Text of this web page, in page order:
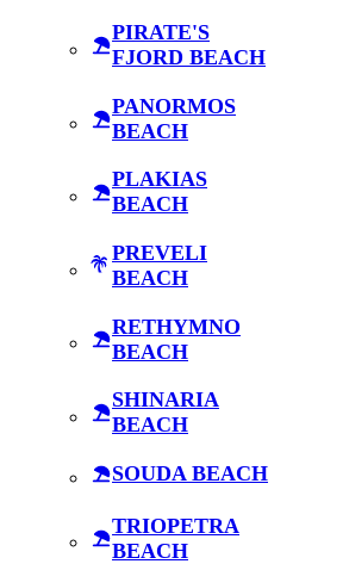
PIRATE'S
FJORD BEACH
PANORMOS
BEACH
PLAKIAS
BEACH
PREVELI
BEACH
RETHYMNO
BEACH
SHINARIA
BEACH
SOUDA BEACH
TRIOPETRA
BEACH